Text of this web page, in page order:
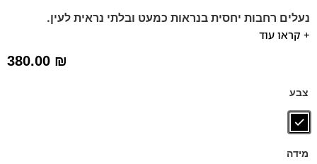
נעלים רחבות יחסית בנראות כמעט ובלתי נראית לעין.
מומלץ להליכה ועמידה ממושכת.
של פרנקו בן
דגם זה מגיע גם במידות קטנות – 39-46 – לחצו כאן
+ קראו עוד
380.00 ₪
צבע
מידה